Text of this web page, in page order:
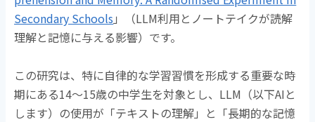
Secondary Schools 」（LLM利用とノートテイクが読解
理解と記憶に与える影響）です。
この研究は、特に自律的な学習習慣を形成する重要な時
期にある14〜15歳の中学生を対象とし、LLM（以下AIと
します）の使用が「テキストの理解」と「長期的な記憶